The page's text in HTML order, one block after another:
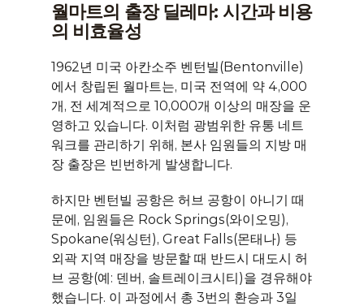
월마트의 출장 딜레마: 시간과 비용
의 비효율성
1962년 미국 아칸소주 벤턴빌(Bentonville)
에서 창립된 월마트는, 미국 전역에 약 4,000
개, 전 세계적으로 10,000개 이상의 매장을 운
영하고 있습니다. 이처럼 광범위한 유통 네트
워크를 관리하기 위해, 본사 임원들의 지방 매
장 출장은 빈번하게 발생합니다.
하지만 벤턴빌 공항은 허브 공항이 아니기 때
문에, 임원들은 Rock Springs(와이오밍),
Spokane(워싱턴), Great Falls(몬태나) 등
외곽 지역 매장을 방문할 때 반드시 대도시 허
브 공항(예: 덴버, 솔트레이크시티)을 경유해야
했습니다. 이 과정에서 총 3번의 환승과 3일